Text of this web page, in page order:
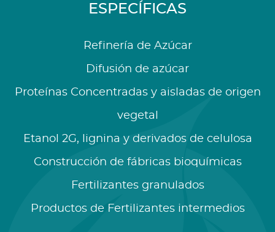
ESPECÍFICAS
Refinería de Azúcar
Difusión de azúcar
Proteínas Concentradas y aisladas de origen
vegetal
Etanol 2G, lignina y derivados de celulosa
Construcción de fábricas bioquímicas
Fertilizantes granulados
Productos de Fertilizantes intermedios